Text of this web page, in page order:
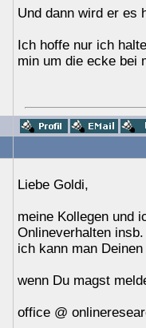
Und dann wird er es
Ich hoffe nur ich
min um die ecke bei
Liebe Goldi,
meine Kollegen und
Onlineverhalten
ich kann man
wenn Du magst
office @